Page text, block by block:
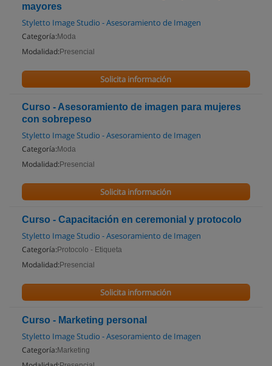
mayores
Styletto Image Studio - Asesoramiento de Imagen
Categoría: Moda
Modalidad: Presencial
Solicita información
Curso - Asesoramiento de imagen para mujeres
con sobrepeso
Styletto Image Studio - Asesoramiento de Imagen
Categoría: Moda
Modalidad: Presencial
Solicita información
Curso - Capacitación en ceremonial y protocolo
Styletto Image Studio - Asesoramiento de Imagen
Categoría: Protocolo - Etiqueta
Modalidad: Presencial
Solicita información
Curso - Marketing personal
Styletto Image Studio - Asesoramiento de Imagen
Categoría: Marketing